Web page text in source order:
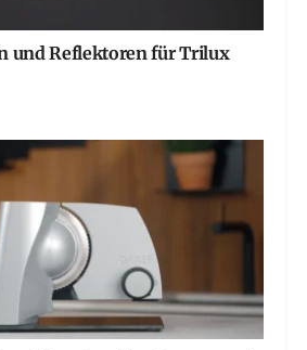
und Reflektoren für Trilux